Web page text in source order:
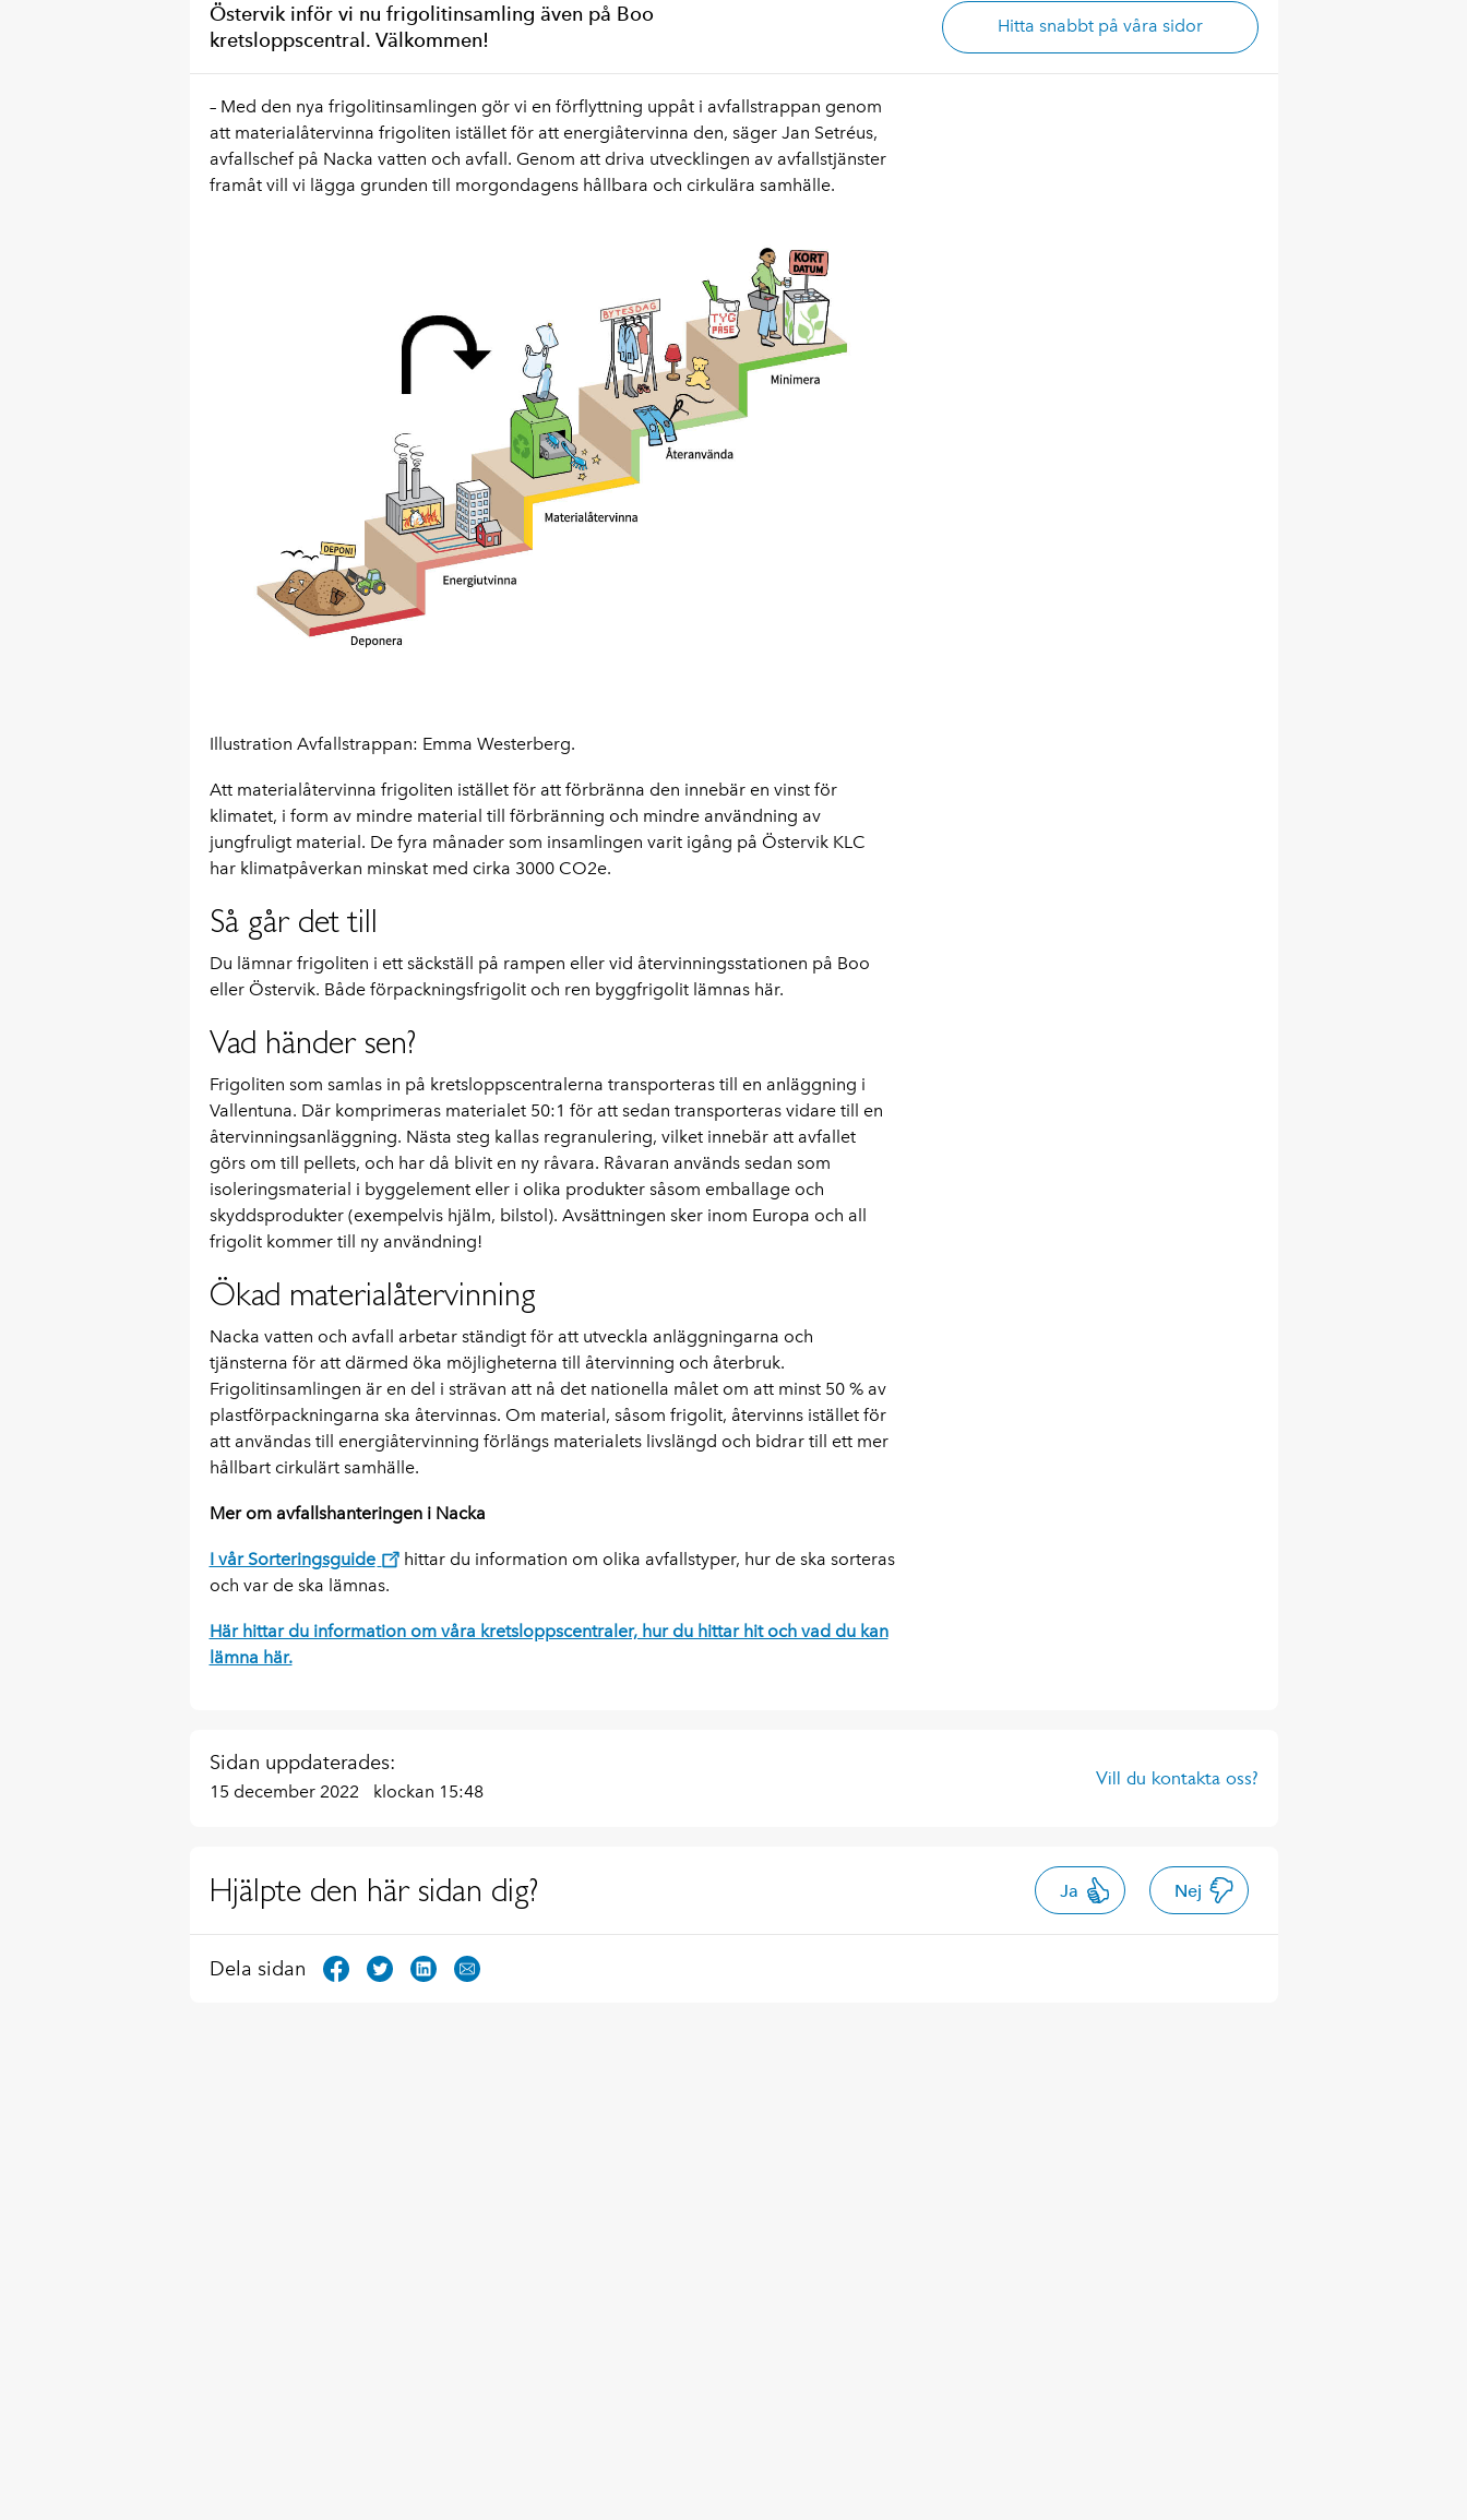
Östervik inför vi nu frigolitinsamling även på Boo
kretsloppscentral. Välkommen!
Hitta snabbt på våra sidor
– Med den nya frigolitinsamlingen gör vi en förflyttning uppåt i avfallstrappan genom
att materialåtervinna frigoliten istället för att energiåtervinna den, säger Jan Setréus,
avfallschef på Nacka vatten och avfall. Genom att driva utvecklingen av avfallstjänster
framåt vill vi lägga grunden till morgondagens hållbara och cirkulära samhälle.
Illustration Avfallstrappan: Emma Westerberg.
Att materialåtervinna frigoliten istället för att förbränna den innebär en vinst för
klimatet, i form av mindre material till förbränning och mindre användning av
jungfruligt material. De fyra månader som insamlingen varit igång på Östervik KLC
har klimatpåverkan minskat med cirka 3000 CO2e.
Så går det till
Du lämnar frigoliten i ett säckställ på rampen eller vid återvinningsstationen på Boo
eller Östervik. Både förpackningsfrigolit och ren byggfrigolit lämnas här.
Vad händer sen?
Frigoliten som samlas in på kretsloppscentralerna transporteras till en anläggning i
Vallentuna. Där komprimeras materialet 50:1 för att sedan transporteras vidare till en
återvinningsanläggning. Nästa steg kallas regranulering, vilket innebär att avfallet
görs om till pellets, och har då blivit en ny råvara. Råvaran används sedan som
isoleringsmaterial i byggelement eller i olika produkter såsom emballage och
skyddsprodukter (exempelvis hjälm, bilstol). Avsättningen sker inom Europa och all
frigolit kommer till ny användning!
Ökad materialåtervinning
Nacka vatten och avfall arbetar ständigt för att utveckla anläggningarna och
tjänsterna för att därmed öka möjligheterna till återvinning och återbruk.
Frigolitinsamlingen är en del i strävan att nå det nationella målet om att minst 50 % av
plastförpackningarna ska återvinnas. Om material, såsom frigolit, återvinns istället för
att användas till energiåtervinning förlängs materialets livslängd och bidrar till ett mer
hållbart cirkulärt samhälle.
Mer om avfallshanteringen i Nacka
I vår Sorteringsguide
hittar du information om olika avfallstyper, hur de ska sorteras
och var de ska lämnas.
Här hittar du information om våra kretsloppscentraler, hur du hittar hit och vad du kan
lämna här.
Sidan uppdaterades:
15 december 2022 klockan 15:48
Vill du kontakta oss?
Hjälpte den här sidan dig? Ja Nej
Dela sidan